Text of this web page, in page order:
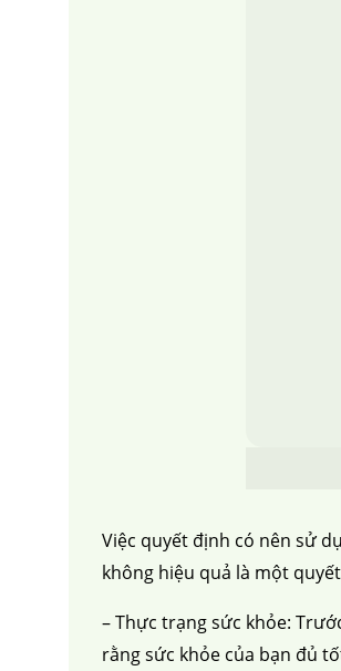
Việc quyết định có nên sử
không hiệu quả là một
– Thực trạng sức khỏe:
rằng sức khỏe của bạn đủ